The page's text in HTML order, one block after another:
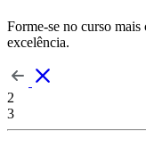
Forme-se no curso
excelência.
2
3